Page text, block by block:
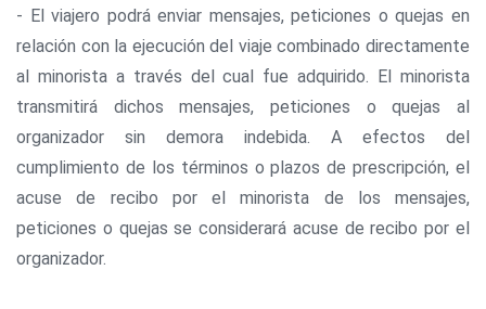
- El viajero podrá enviar mensajes, peticiones o quejas en
relación con la ejecución del viaje combinado directamente
al minorista a través del cual fue adquirido. El minorista
transmitirá dichos mensajes, peticiones o quejas al
organizador sin demora indebida. A efectos del
cumplimiento de los términos o plazos de prescripción, el
acuse de recibo por el minorista de los mensajes,
peticiones o quejas se considerará acuse de recibo por el
organizador.